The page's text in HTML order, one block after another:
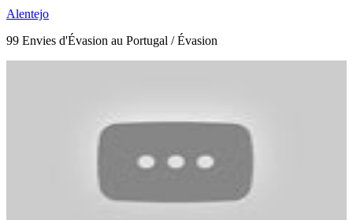
Alentejo
99 Envies d'Évasion au Portugal / Évasion